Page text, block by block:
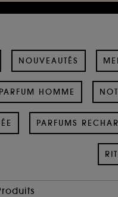
NOUVEAUTÉS
PARFUM HOMME
PARFUMS